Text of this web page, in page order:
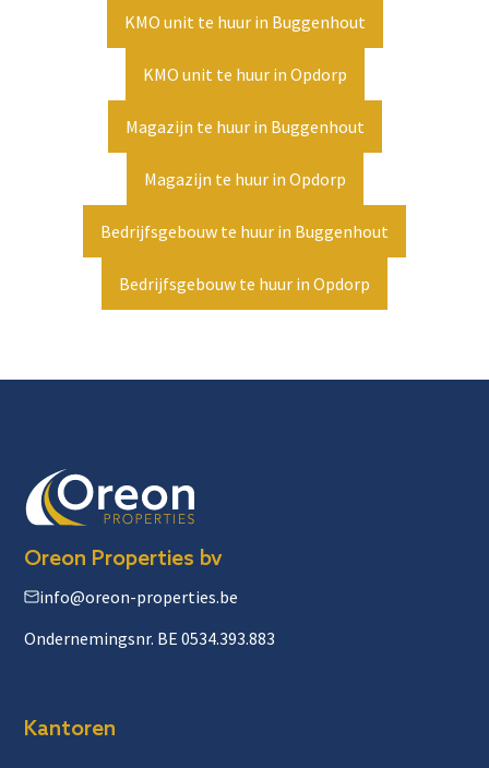
KMO unit te huur in Buggenhout
KMO unit te huur in Opdorp
Magazijn te huur in Buggenhout
Magazijn te huur in Opdorp
Bedrijfsgebouw te huur in Buggenhout
Bedrijfsgebouw te huur in Opdorp
Oreon Properties bv
info@oreon-properties.be
Ondernemingsnr. BE 0534.393.883
Kantoren